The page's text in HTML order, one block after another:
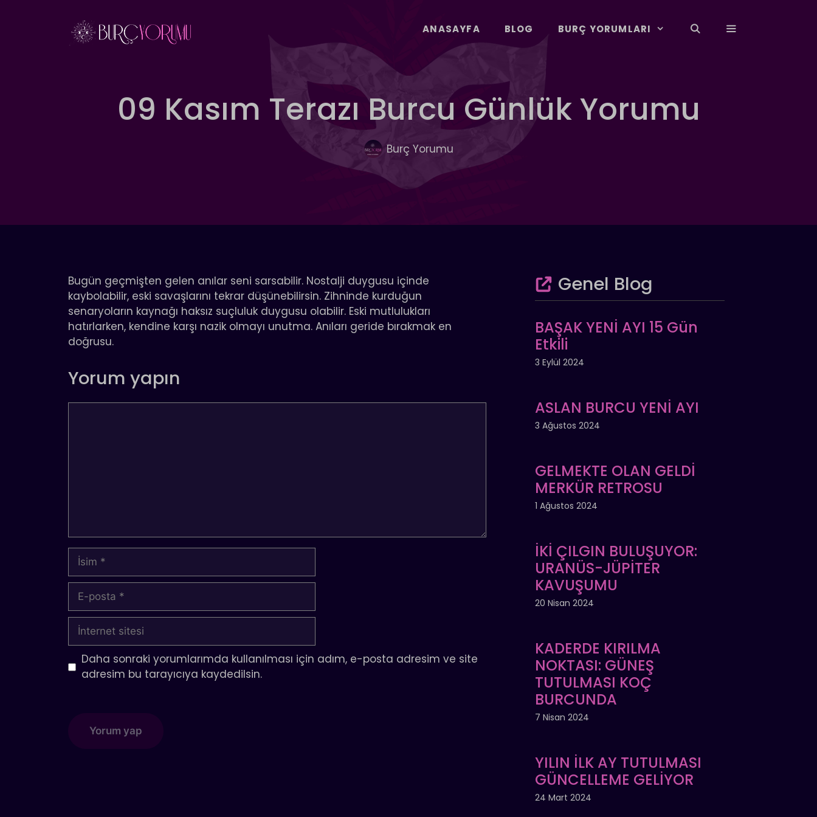
ANASAYFA BLOG BURÇ YORUMLARI
09 Kasım Terazı Burcu Günlük Yorumu
Burç Yorumu
Bugün geçmişten gelen anılar seni sarsabilir. Nostalji duygusu içinde
kaybolabilir, eski savaşlarını tekrar düşünebilirsin. Zihninde kurduğun
senaryoların kaynağı haksız suçluluk duygusu olabilir. Eski mutlulukları
hatırlarken, kendine karşı nazik olmayı unutma. Anıları geride bırakmak en
doğrusu.
Yorum yapın
İsim
posta
İnternet
sitesi
Daha sonraki yorumlarımda kullanılması için adım, e-posta adresim ve site
adresim bu tarayıcıya kaydedilsin.
Genel Blog
BAŞAK YENİ AYI 15 Gün
Etkili
3 Eylül 2024
ASLAN BURCU YENİ AYI
3 Ağustos 2024
GELMEKTE OLAN GELDİ
MERKÜR RETROSU
1 Ağustos 2024
İKİ ÇILGIN BULUŞUYOR:
URANÜS-JÜPİTER
KAVUŞUMU
20 Nisan 2024
KADERDE KIRILMA
NOKTASI: GÜNEŞ
TUTULMASI KOÇ
BURCUNDA
7 Nisan 2024
YILIN İLK AY TUTULMASI
GÜNCELLEME GELİYOR
24 Mart 2024